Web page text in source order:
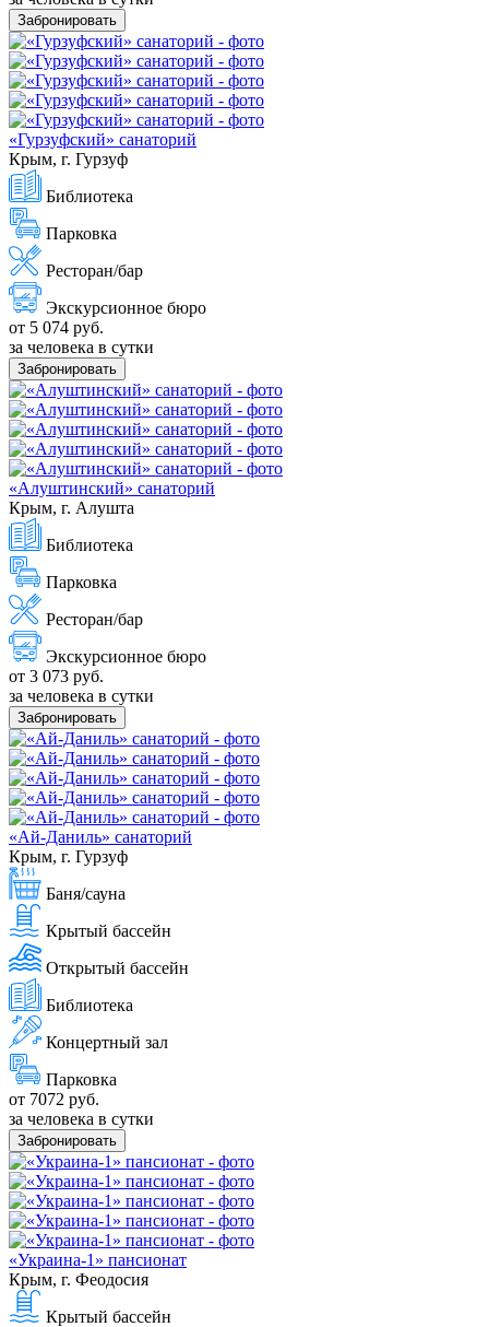
Забронировать
«Гурзуфский» санаторий
Крым, г. Гурзуф
Библиотека
Парковка
Ресторан/бар
Экскурсионное бюро
от 5 074 руб.
за человека в сутки
Забронировать
«Алуштинский» санаторий
Крым, г. Алушта
Библиотека
Парковка
Ресторан/бар
Экскурсионное бюро
от 3 073 руб.
за человека в сутки
Забронировать
«Ай-Даниль» санаторий
Крым, г. Гурзуф
Баня/сауна
Крытый бассейн
Открытый бассейн
Библиотека
Концертный зал
Парковка
от 7072 руб.
за человека в сутки
Забронировать
«Украина-1» пансионат
Крым, г. Феодосия
Крытый бассейн